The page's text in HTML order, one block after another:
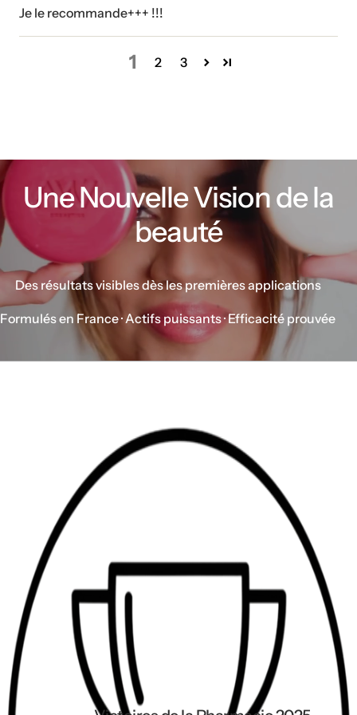
Je le recommande+++ !!!
1 2 3
Une Nouvelle Vision de la
beauté
Des résultats visibles dès les premières applications
Formulés en France · Actifs puissants · Efficacité prouvée